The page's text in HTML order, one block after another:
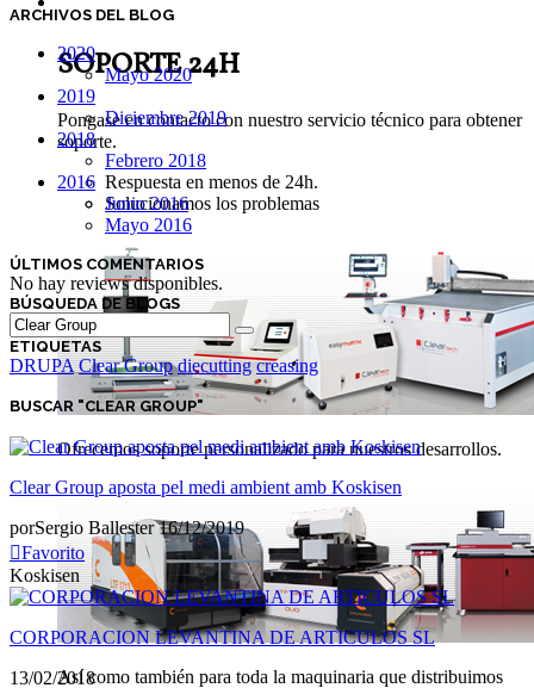
SOPORTE 24H
Pongase en contacto con nuestro servicio técnico para obtener
soporte.
Respuesta en menos de 24h.
Solucionamos los problemas
Ofrecemos soporte personalizado para nuestros desarrollos.
Así como también para toda la maquinaria que distribuimos
ARCHIVOS DEL BLOG
2020
Mayo 2020
2019
Diciembre 2019
2018
Febrero 2018
2016
Junio 2016
Mayo 2016
ÚLTIMOS COMENTARIOS
No hay reviews disponibles.
BÚSQUEDA DE BLOGS
ETIQUETAS
DRUPA Clear Group diecutting creasing
BUSCAR "CLEAR GROUP"
Clear Group aposta pel medi ambient amb Koskisen
porSergio Ballester 16/12/2019
Favorito
Koskisen
CORPORACION LEVANTINA DE ARTICULOS SL
13/02/2018